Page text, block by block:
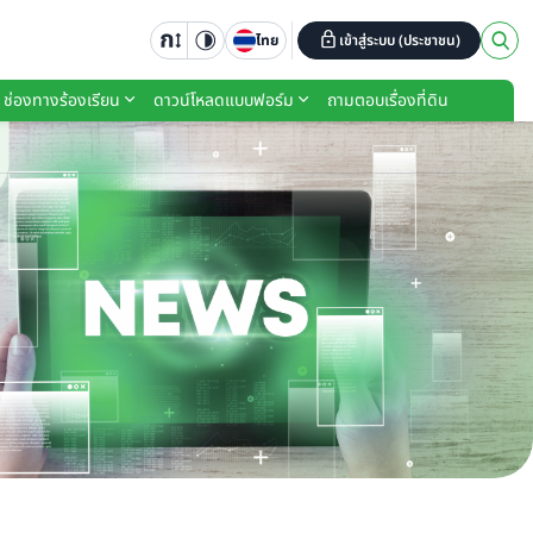
ไทย เข้าสู่ระบบ (ประชาชน)
ช่องทางร้องเรียน ดาวน์โหลดแบบฟอร์ม ถามตอบเรื่องที่ดิน